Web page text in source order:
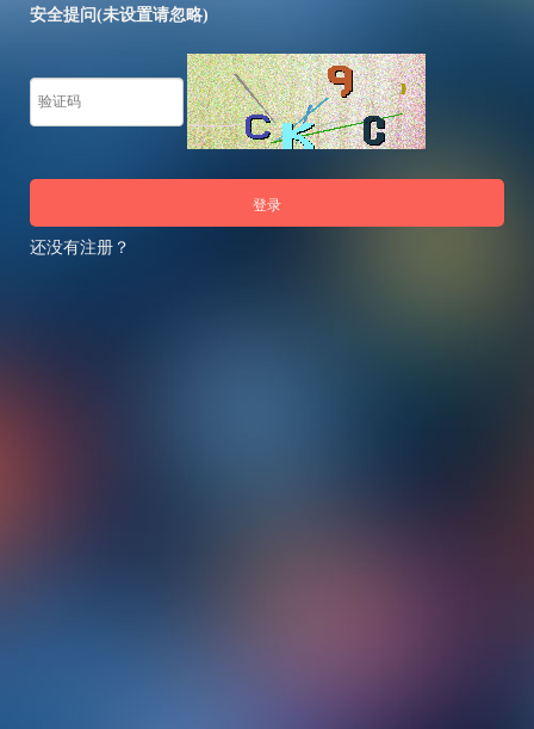
安全提问(未设置请忽略)
登录
还没有注册？